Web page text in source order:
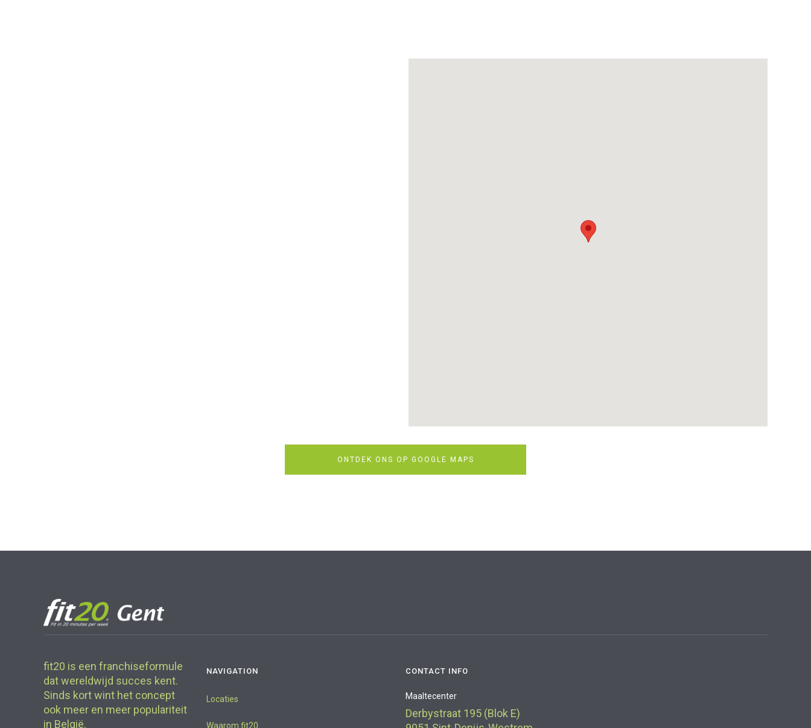
ONTDEK ONS OP GOOGLE MAPS
fit20 is een franchiseformule
dat wereldwijd succes kent.
Sinds kort wint het concept
ook meer en meer populariteit
in België.
NAVIGATION
Locaties
Waarom fit20
CONTACT INFO
Maaltecenter
Derbystraat 195 (Blok E)